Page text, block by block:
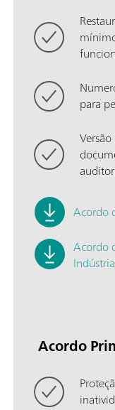
para
Acordo
Acordo
Acordo